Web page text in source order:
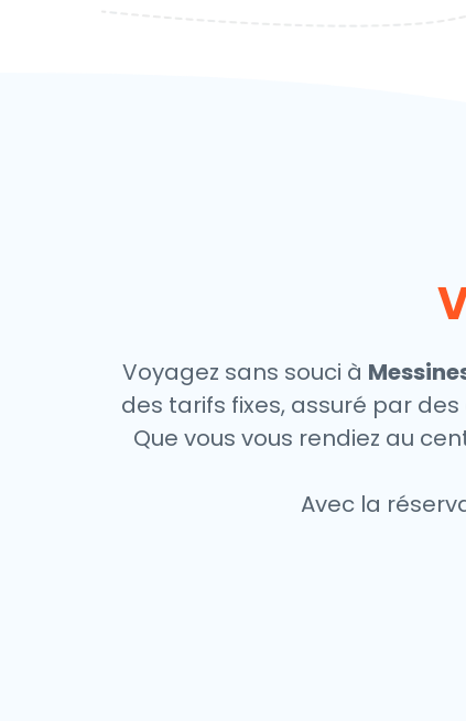
Voyagez sans souci à
des tarifs fixes, assuré par
Que vous vous rendiez au
Avec la